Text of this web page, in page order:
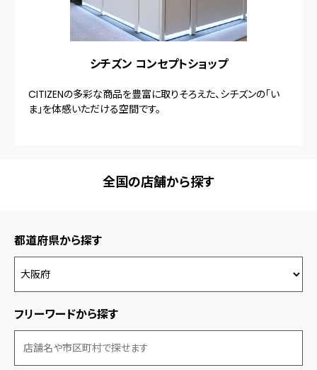
シチズン コンセプトショップ
CITIZENの多彩な商品を豊富に取りそろえた、シチズンの「い
ま」を体感いただける空間です。
全国の店舗から探す
都道府県から探す
フリーワードから探す